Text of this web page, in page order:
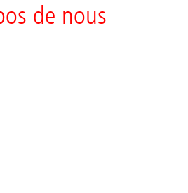
de nous